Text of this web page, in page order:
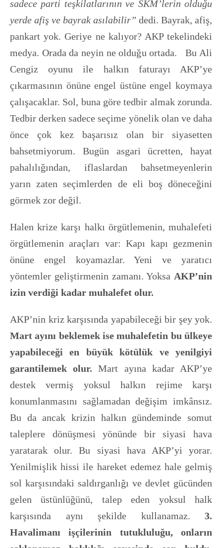
sadece parti teşkilatlarının ve SKM’lerin olduğu
yerde afiş ve bayrak asılabilir” dedi. Bayrak, afiş,
pankart yok. Geriye ne kalıyor? AKP tekelindeki
medya. Orada da neyin ne olduğu ortada. Bu Ali
Cengiz oyunu ile halkın faturayı AKP’ye
çıkarmasının önüne engel üstüne engel koymaya
çalışacaklar. Sol, buna göre tedbir almak zorunda.
Tedbir derken sadece seçime yönelik olan ve daha
önce çok kez başarısız olan bir siyasetten
bahsetmiyorum. Bugün asgari ücretten, hayat
pahalılığından, iflaslardan bahsetmeyenlerin
yarın zaten seçimlerden de eli boş döneceğini
görmek zor değil.
Halen krize karşı halkı örgütlemenin, muhalefeti
örgütlemenin araçları var: Kapı kapı gezmenin
önüne engel koyamazlar. Yeni ve yaratıcı
yöntemler geliştirmenin zamanı. Yoksa AKP’nin
izin verdiği kadar muhalefet olur.
AKP’nin kriz karşısında yapabileceği bir şey yok.
Mart ayını beklemek ise muhalefetin bu ülkeye
yapabileceği en büyük kötülük ve yenilgiyi
garantilemek olur. Mart ayına kadar AKP’ye
destek vermiş yoksul halkın rejime karşı
konumlanmasını sağlamadan değişim imkânsız.
Bu da ancak krizin halkın gündeminde somut
taleplere dönüşmesi yönünde bir siyasi hava
yaratarak olur. Bu siyasi hava AKP’yi yorar.
Yenilmişlik hissi ile hareket edemez hale gelmiş
sol karşısındaki saldırganlığı ve devlet gücünden
gelen üstünlüğünü, talep eden yoksul halk
karşısında aynı şekilde kullanamaz. 3.
Havalimanı işçilerinin tutukluluğu, onların